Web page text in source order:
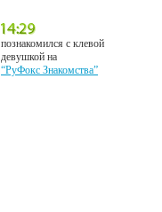
познакомился с клевой
девушкой на
“РуФокс Знакомства”